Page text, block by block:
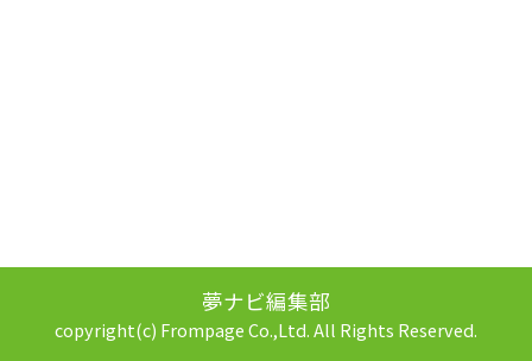
夢ナビ編集部
copyright(c) Frompage Co.,Ltd. All Rights Reserved.